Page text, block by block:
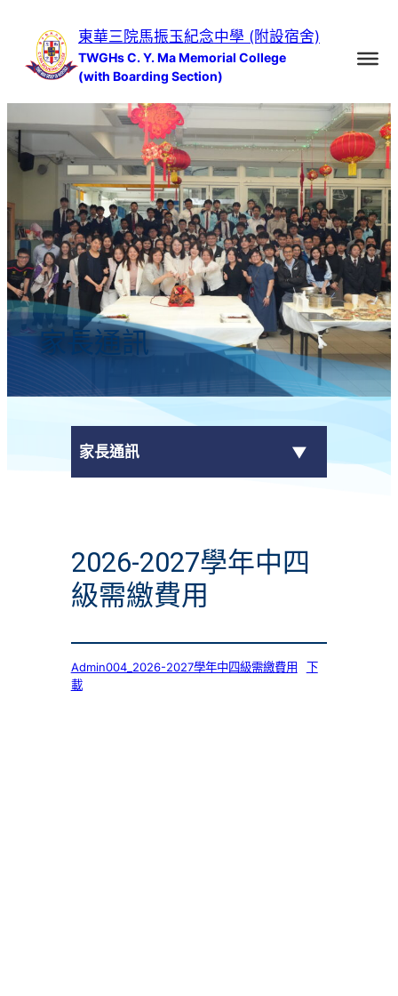
容
東華三院馬振玉紀念中學 (附設宿舍)
TWGHs C. Y. Ma Memorial College
(with Boarding Section)
家長通訊
家長通訊
學校通告
2026-2027學年中四
級需繳費用
Admin004_2026-2027學年中四級需繳費用
下
載